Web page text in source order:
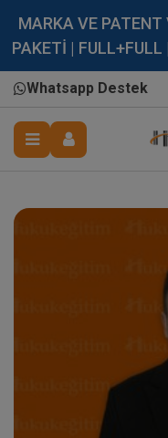
MARKA VE
PAKETİ |
Whatsapp Destek